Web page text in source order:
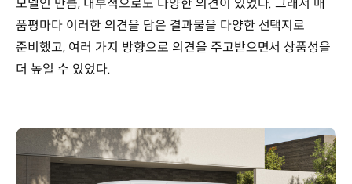
모델인 만큼, 내부적으로도 다양한 의견이 있었다. 그래서 매
품평마다 이러한 의견을 담은 결과물을 다양한 선택지로
준비했고, 여러 가지 방향으로 의견을 주고받으면서 상품성을
더 높일 수 있었다.